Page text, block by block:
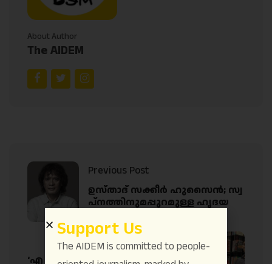
About Author
The AIDEM
Previous Post
ഉസ്താദ് സക്കീർ ഹുസൈൻ; സ്വ
പ്നത്തിനുമപ്പുറമുള്ള ഹൃദയ
Next Post
‘എ സഹറു ക്രോണിക്കിള്‍’ –
Support Us
The AIDEM is committed to people-